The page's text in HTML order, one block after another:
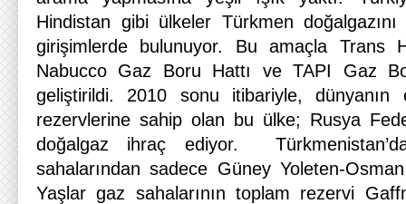
Hindistan gibi ülkeler Türkmen
girişimlerde bulunuyor. Bu amaçla Trans
Nabucco Gaz Boru Hattı ve TAPI Gaz
geliştirildi. 2010 sonu itibariyle,
rezervlerine sahip olan bu ülke; Rusya
doğalgaz ihraç ediyor.
sahalarından sadece Güney Yoleten-
Yaşlar gaz sahalarının toplam rezervi